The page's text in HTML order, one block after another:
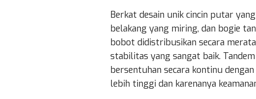
Berkat desain unik cincin putar
belakang yang miring, dan bogie
bobot didistribusikan secara
stabilitas yang sangat baik.
bersentuhan secara kontinu
lebih tinggi dan karenanya